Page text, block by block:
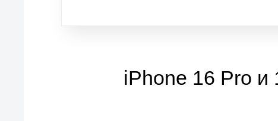
iPhone 16 Pro и